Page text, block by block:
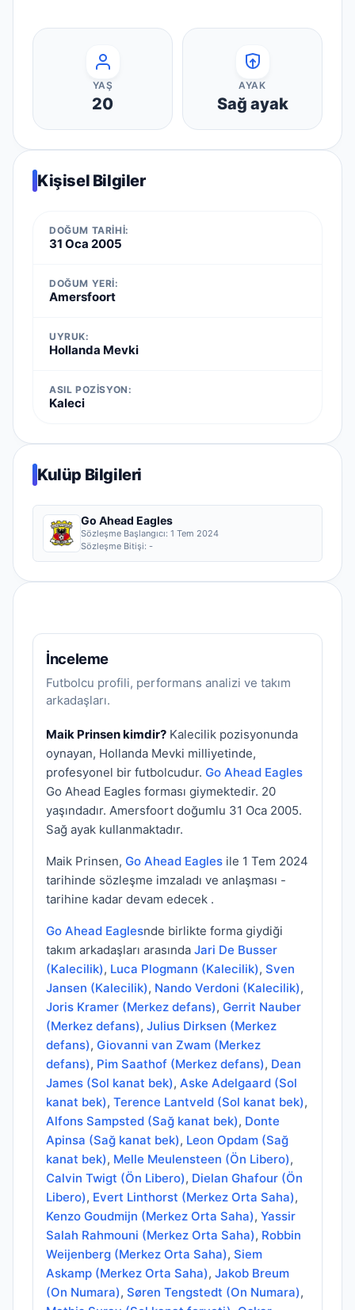
YAŞ
20
AYAK
Sağ ayak
Kişisel Bilgiler
DOĞUM TARIHI:
31 Oca 2005
DOĞUM YERI:
Amersfoort
UYRUK:
Hollanda Mevki
ASIL POZISYON:
Kaleci
Kulüp Bilgileri
Go Ahead Eagles
Sözleşme Başlangıcı: 1 Tem 2024
Sözleşme Bitişi: -
İnceleme
Futbolcu profili, performans analizi ve takım
arkadaşları.
Maik Prinsen kimdir? Kalecilik pozisyonunda
oynayan, Hollanda Mevki milliyetinde,
profesyonel bir futbolcudur. Go Ahead Eagles
Go Ahead Eagles forması giymektedir. 20
yaşındadır. Amersfoort doğumlu 31 Oca 2005.
Sağ ayak kullanmaktadır.
Maik Prinsen, Go Ahead Eagles ile 1 Tem 2024
tarihinde sözleşme imzaladı ve anlaşması -
tarihine kadar devam edecek .
Go Ahead Eaglesnde birlikte forma giydiği
takım arkadaşları arasında Jari De Busser
(Kalecilik), Luca Plogmann (Kalecilik), Sven
Jansen (Kalecilik), Nando Verdoni (Kalecilik),
Joris Kramer (Merkez defans), Gerrit Nauber
(Merkez defans), Julius Dirksen (Merkez
defans), Giovanni van Zwam (Merkez
defans), Pim Saathof (Merkez defans), Dean
James (Sol kanat bek), Aske Adelgaard (Sol
kanat bek), Terence Lantveld (Sol kanat bek),
Alfons Sampsted (Sağ kanat bek), Donte
Apinsa (Sağ kanat bek), Leon Opdam (Sağ
kanat bek), Melle Meulensteen (Ön Libero),
Calvin Twigt (Ön Libero), Dielan Ghafour (Ön
Libero), Evert Linthorst (Merkez Orta Saha),
Kenzo Goudmijn (Merkez Orta Saha), Yassir
Salah Rahmouni (Merkez Orta Saha), Robbin
Weijenberg (Merkez Orta Saha), Siem
Askamp (Merkez Orta Saha), Jakob Breum
(On Numara), Søren Tengstedt (On Numara),